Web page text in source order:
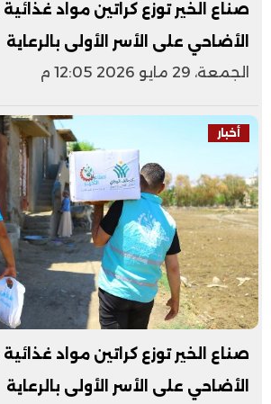
صناع الخير توزع كراتين مواد
الأضاحي على الأسر الأولى بالرعاية
الجمعة، 29 مايو 2026 12:05 م
أخبار
صناع الخير توزع كراتين مواد
الأضاحي على الأسر الأولى بالرعاية